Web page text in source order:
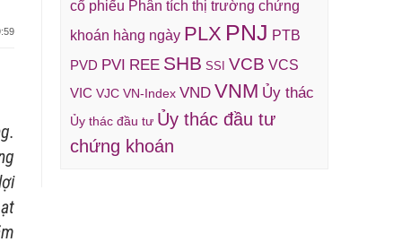
cổ phiếu Phân tích thị trường chứng
khoán hàng ngày PLX PNJ PTB
PVD PVI REE SHB SSI VCB VCS
VIC VJC VN-Index VND VNM Ủy thác
Ủy thác đầu tư Ủy thác đầu tư
chứng khoán